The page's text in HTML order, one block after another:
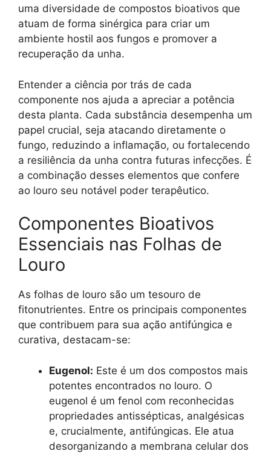
uma diversidade de compostos bioativos que
atuam de forma sinérgica para criar um
ambiente hostil aos fungos e promover a
recuperação da unha.
Entender a ciência por trás de cada
componente nos ajuda a apreciar a potência
desta planta. Cada substância desempenha um
papel crucial, seja atacando diretamente o
fungo, reduzindo a inflamação, ou fortalecendo
a resiliência da unha contra futuras infecções. É
a combinação desses elementos que confere
ao louro seu notável poder terapêutico.
Componentes Bioativos
Essenciais nas Folhas de
Louro
As folhas de louro são um tesouro de
fitonutrientes. Entre os principais componentes
que contribuem para sua ação antifúngica e
curativa, destacam-se:
Eugenol: Este é um dos compostos mais
potentes encontrados no louro. O
eugenol é um fenol com reconhecidas
propriedades antissépticas, analgésicas
e, crucialmente, antifúngicas. Ele atua
desorganizando a membrana celular dos